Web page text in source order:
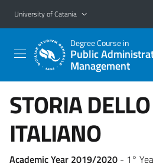
Go to main content
Go to navigation menu
University of Catania
Degree Course in
Public
Management
STORIA
ITALIANO
Academic Year 2019/2020 - 1°